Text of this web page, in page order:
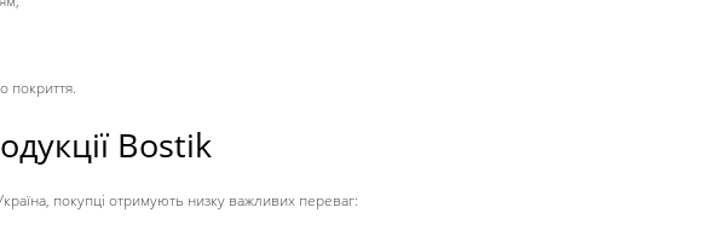
покриття.
Bostik
покупці отримують низку важливих переваг: